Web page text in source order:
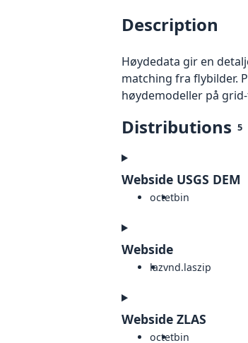
Description
Høydedata gir en
matching fra flybilder.
høydemodeller på
Distributions 5
Webside USGS DEM
octetbin
Webside
lazvnd.laszip
Webside ZLAS
octetbin